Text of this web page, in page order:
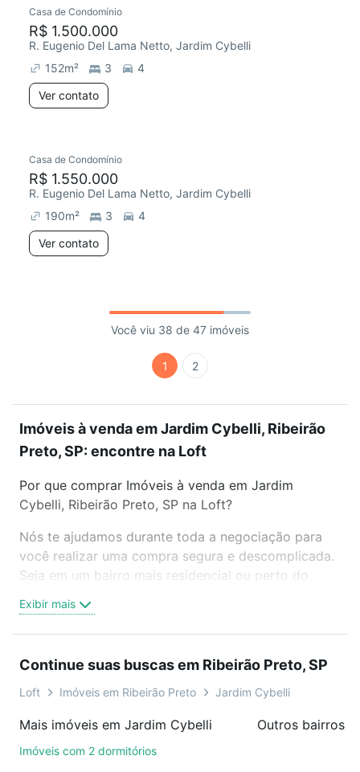
Casa de Condomínio
R$ 1.500.000
R. Eugenio Del Lama Netto, Jardim Cybelli
152m² 3
4
Ver contato
Casa de Condomínio
R$ 1.550.000
R. Eugenio Del Lama Netto, Jardim Cybelli
190m² 3
4
Ver contato
Você viu 38 de 47 imóveis
1 2
Imóveis à venda em Jardim Cybelli, Ribeirão
Preto, SP: encontre na Loft
Por que comprar Imóveis à venda em Jardim
Cybelli, Ribeirão Preto, SP na Loft?
Nós te ajudamos durante toda a negociação para
você realizar uma compra segura e descomplicada.
Seja em um bairro mais residencial ou perto do
oferta ideal de Imóveis à venda em Jardim Cybelli,
Ribeirão Preto, SP para conquistar seu sonho.
é grátis, sem compromisso e você ainda conta com
mais de 46 mil corretores e imobiliárias te ajudando
Como escolher um imóvel?
Exibir mais
Continue suas buscas em Ribeirão Preto, SP
Loft Imóveis em Ribeirão Preto Jardim Cybelli
Mais imóveis em Jardim Cybelli
Imóveis com 2 dormitórios